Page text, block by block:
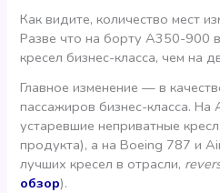
Как видите, количество мест
Разве что на борту А350-900
кресел бизнес-класса, чем на
Главное изменение — в
пассажиров бизнес-класса.
устаревшие неприватные
продукта), а на Boeing 787 и
лучших кресел в отрасли,
обзор).